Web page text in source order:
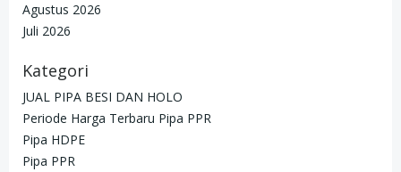
Agustus 2026
Juli 2026
Kategori
JUAL PIPA BESI DAN HOLO
Periode Harga Terbaru Pipa PPR
Pipa HDPE
Pipa PPR